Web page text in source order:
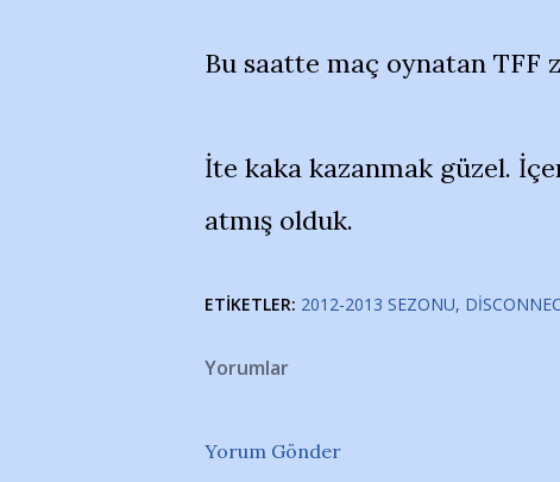
Bu saatte maç oynatan TFF
İte kaka kazanmak güzel.
atmış olduk.
ETIKETLER: 2012-2013 SEZONU
Yorumlar
Yorum Gönder